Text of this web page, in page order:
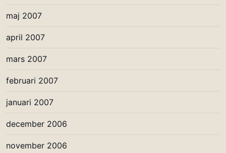
maj 2007
april 2007
mars 2007
februari 2007
januari 2007
december 2006
november 2006